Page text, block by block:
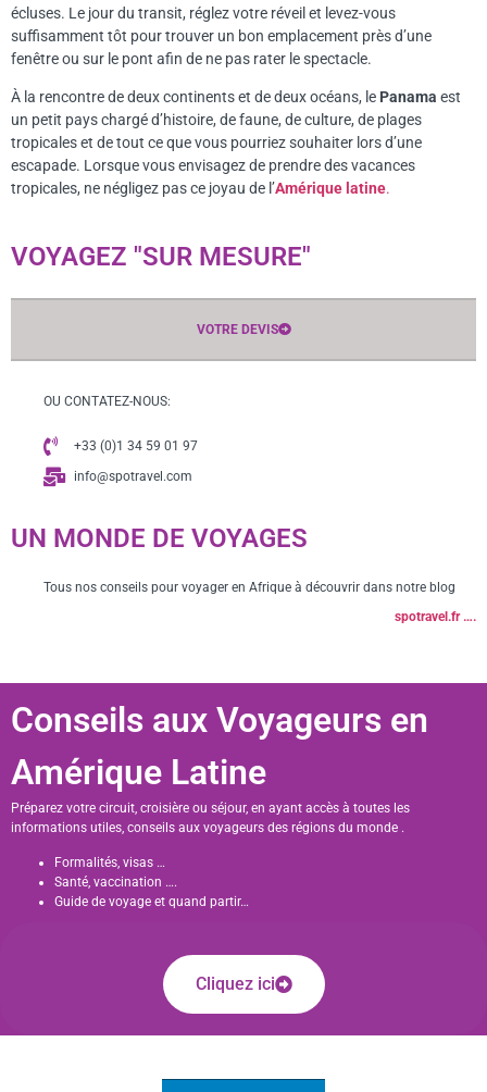
écluses. Le jour du transit, réglez votre réveil et levez-vous
suffisamment tôt pour trouver un bon emplacement près d’une
fenêtre ou sur le pont afin de ne pas rater le spectacle.
À la rencontre de deux continents et de deux océans, le Panama est
un petit pays chargé d’histoire, de faune, de culture, de plages
tropicales et de tout ce que vous pourriez souhaiter lors d’une
escapade. Lorsque vous envisagez de prendre des vacances
tropicales, ne négligez pas ce joyau de l’Amérique latine.
VOYAGEZ "SUR MESURE"
VOTRE DEVIS
OU CONTATEZ-NOUS:
+33 (0)1 34 59 01 97
info@spotravel.com
UN MONDE DE VOYAGES
Tous nos conseils pour voyager en Afrique à découvrir dans notre blog
spotravel.fr ….
Conseils aux Voyageurs en
Amérique Latine
Préparez votre circuit, croisière ou séjour, en ayant accès à toutes les
informations utiles, conseils aux voyageurs des régions du monde .
Formalités, visas …
Santé, vaccination ….
Guide de voyage et quand partir…
Cliquez ici